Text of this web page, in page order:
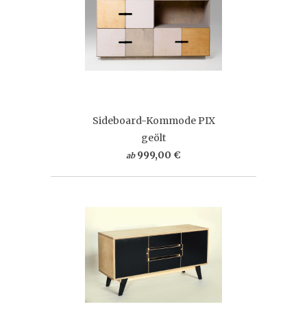
Sideboard-Kommode PIX
geölt
ab 999,00 €